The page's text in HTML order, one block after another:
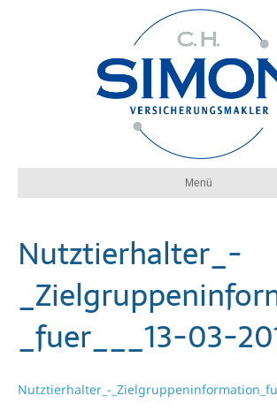
Menü
Nutztierhalter_-
_fuer___13-03-
Nutztierhalter_-